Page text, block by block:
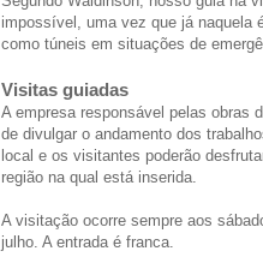
impossível, uma vez que já naquela
como túneis em situações de
Visitas guiadas
A empresa responsável pelas obras
de divulgar o andamento dos
local e os visitantes poderão
região na qual está inserida.
A visitação ocorre sempre aos
julho. A entrada é franca.